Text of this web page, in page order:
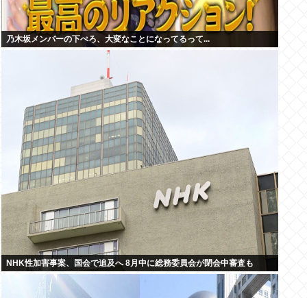
乃木坂メンバーの下ぺろ、大変なことになってるって...
NHK性加害事案、国会で追及へ 8月中に総務委員会が閉会中審査も